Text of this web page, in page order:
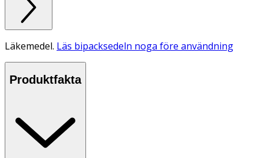
Läkemedel. Läs bipacksedeln noga före användning
Produktfakta